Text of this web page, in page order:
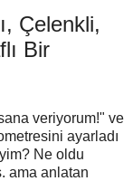
Çelenkli,
Bir
veriyorum!" ve
ayarladı
Ne oldu
ama anlatan